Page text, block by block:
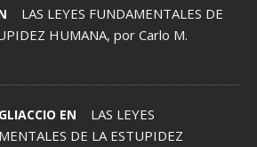
LAS LEYES FUNDAMENTALES DE
HUMANA, por Carlo M.
EN
LAS LEYES
DE LA ESTUPIDEZ